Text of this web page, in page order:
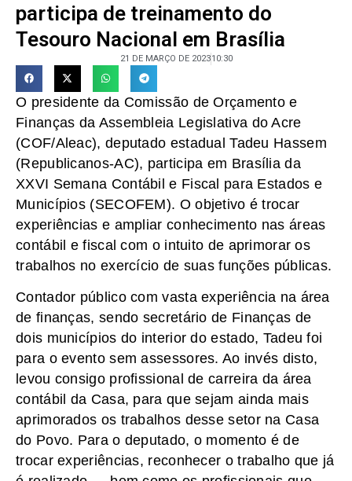
participa de treinamento do
Tesouro Nacional em Brasília
21 DE MARÇO DE 202310:30
O presidente da Comissão de Orçamento e
Finanças da Assembleia Legislativa do Acre
(COF/Aleac), deputado estadual Tadeu Hassem
(Republicanos-AC), participa em Brasília da
XXVI Semana Contábil e Fiscal para Estados e
Municípios (SECOFEM). O objetivo é trocar
experiências e ampliar conhecimento nas áreas
contábil e fiscal com o intuito de aprimorar os
trabalhos no exercício de suas funções públicas.
Contador público com vasta experiência na área
de finanças, sendo secretário de Finanças de
dois municípios do interior do estado, Tadeu foi
para o evento sem assessores. Ao invés disto,
levou consigo profissional de carreira da área
contábil da Casa, para que sejam ainda mais
aprimorados os trabalhos desse setor na Casa
do Povo. Para o deputado, o momento é de
trocar experiências, reconhecer o trabalho que já